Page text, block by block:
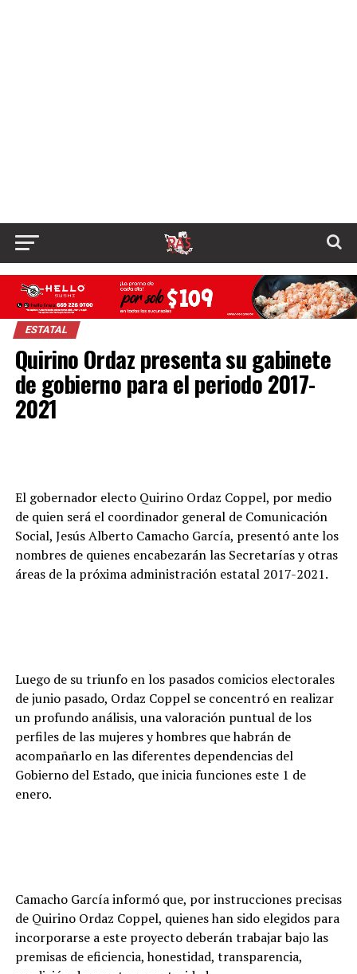
ESTATAL
Quirino Ordaz presenta su gabinete
de gobierno para el periodo 2017-
2021
El gobernador electo Quirino Ordaz Coppel, por medio
de quien será el coordinador general de Comunicación
Social, Jesús Alberto Camacho García, presentó ante los
nombres de quienes encabezarán las Secretarías y otras
áreas de la próxima administración estatal 2017-2021.
Luego de su triunfo en los pasados comicios electorales
de junio pasado, Ordaz Coppel se concentró en realizar
un profundo análisis, una valoración puntual de los
perfiles de las mujeres y hombres que habrán de
acompañarlo en las diferentes dependencias del
Gobierno del Estado, que inicia funciones este 1 de
enero.
Camacho García informó que, por instrucciones precisas
de Quirino Ordaz Coppel, quienes han sido elegidos para
incorporarse a este proyecto deberán trabajar bajo las
premisas de eficiencia, honestidad, transparencia,